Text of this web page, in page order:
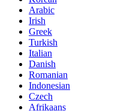
Arabic
Irish
Greek
Turkish
Italian
Danish
Romanian
Indonesian
Czech
Afrikaans